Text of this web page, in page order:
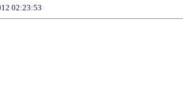
02:23:53